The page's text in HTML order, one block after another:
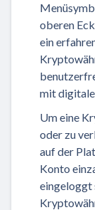
oberen
ein
mit
Um eine
oder zu
auf der
Konto
eingeloggt